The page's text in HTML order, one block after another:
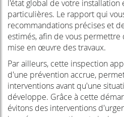
l'état global de votre installation
particulières. Le rapport qui
recommandations précises et
estimés, afin de vous
mise en œuvre des travaux.
Par ailleurs, cette inspection
d'une prévention accrue,
interventions avant qu'une
développe. Grâce à cette
évitons des interventions